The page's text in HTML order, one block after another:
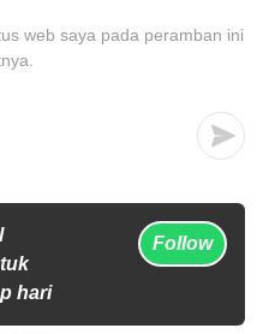
web saya pada peramban ini
hari
Follow